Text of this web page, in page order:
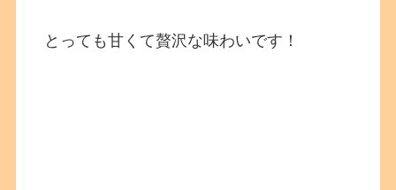
とっても甘くて贅沢な味わいです！